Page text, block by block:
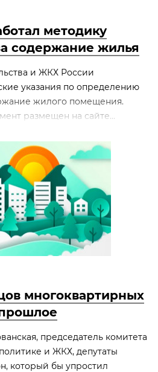
методику
содержание жилья
и ЖКХ России
указания по определению
жилого помещения.
размещен на сайте...
многоквартирных
председатель комитета
и ЖКХ, депутаты
который бы упростил